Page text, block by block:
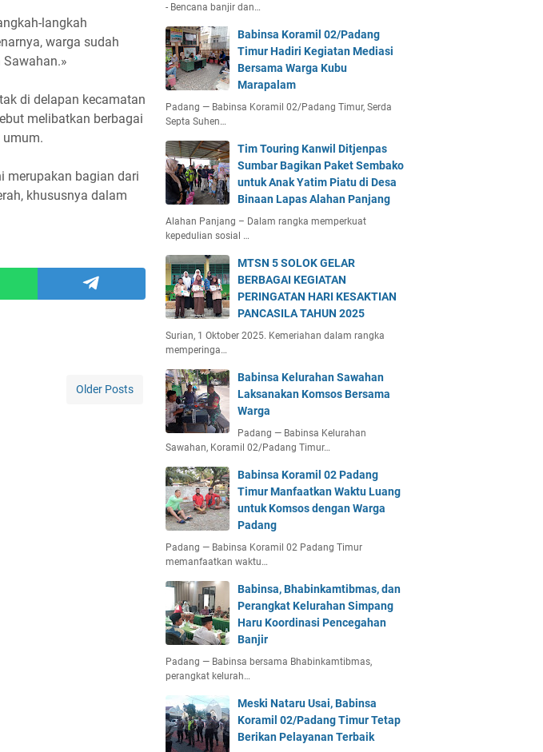
langkah
warga sudah
di delapan kecamatan
melibatkan berbagai
umum.
merupakan bagian dari
khususnya dalam
Older Posts
- Bencana banjir dan…
Babinsa Koramil 02/Padang
Timur Hadiri Kegiatan Mediasi
Bersama Warga Kubu
Marapalam
Padang — Babinsa Koramil 02/Padang Timur, Serda
Septa Suhen…
Tim Touring Kanwil Ditjenpas
Sumbar Bagikan Paket Sembako
untuk Anak Yatim Piatu di Desa
Binaan Lapas Alahan Panjang
Alahan Panjang – Dalam rangka memperkuat
kepedulian sosial …
MTSN 5 SOLOK GELAR
BERBAGAI KEGIATAN
PERINGATAN HARI KESAKTIAN
PANCASILA TAHUN 2025
Surian, 1 Oktober 2025. Kemeriahan dalam rangka
memperinga…
Babinsa Kelurahan Sawahan
Laksanakan Komsos Bersama
Warga
Padang — Babinsa Kelurahan
Sawahan, Koramil 02/Padang Timur…
Babinsa Koramil 02 Padang
Timur Manfaatkan Waktu Luang
untuk Komsos dengan Warga
Padang
Padang — Babinsa Koramil 02 Padang Timur
memanfaatkan waktu…
Babinsa, Bhabinkamtibmas, dan
Perangkat Kelurahan Simpang
Haru Koordinasi Pencegahan
Banjir
Padang — Babinsa bersama Bhabinkamtibmas,
perangkat kelurah…
Meski Nataru Usai, Babinsa
Koramil 02/Padang Timur Tetap
Berikan Pelayanan Terbaik